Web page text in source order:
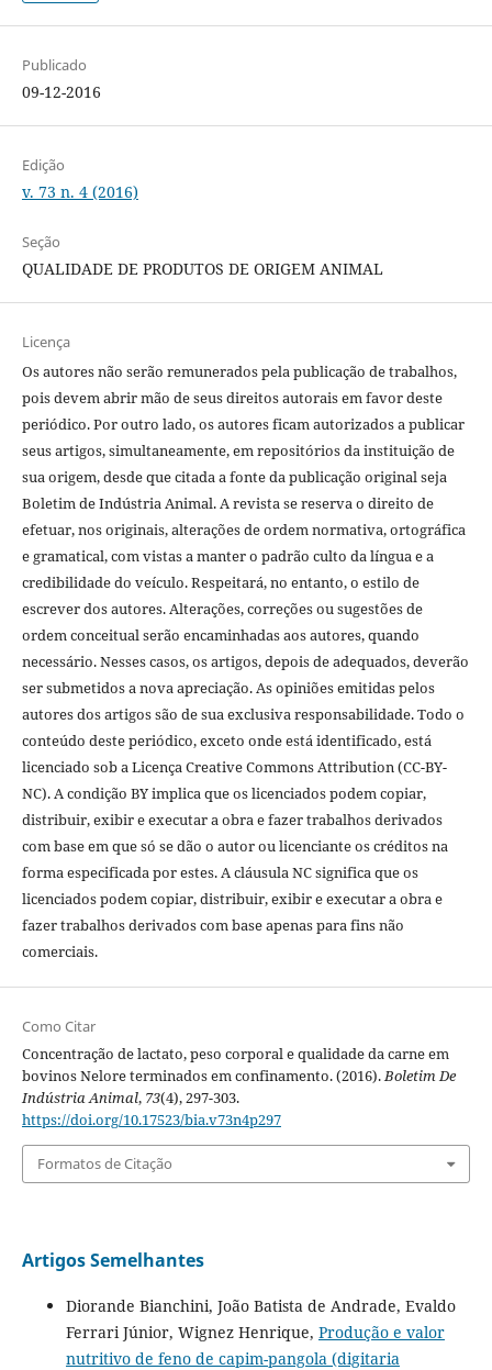
Publicado
09-12-2016
Edição
v. 73 n. 4 (2016)
Seção
QUALIDADE DE PRODUTOS DE ORIGEM ANIMAL
Licença
Os autores não serão remunerados pela publicação de trabalhos,
pois devem abrir mão de seus direitos autorais em favor deste
periódico. Por outro lado, os autores ficam autorizados a publicar
seus artigos, simultaneamente, em repositórios da instituição de
sua origem, desde que citada a fonte da publicação original seja
Boletim de Indústria Animal. A revista se reserva o direito de
efetuar, nos originais, alterações de ordem normativa, ortográfica
e gramatical, com vistas a manter o padrão culto da língua e a
credibilidade do veículo. Respeitará, no entanto, o estilo de
escrever dos autores. Alterações, correções ou sugestões de
ordem conceitual serão encaminhadas aos autores, quando
necessário. Nesses casos, os artigos, depois de adequados, deverão
ser submetidos a nova apreciação. As opiniões emitidas pelos
autores dos artigos são de sua exclusiva responsabilidade. Todo o
conteúdo deste periódico, exceto onde está identificado, está
licenciado sob a Licença Creative Commons Attribution (CC-BY-
NC). A condição BY implica que os licenciados podem copiar,
distribuir, exibir e executar a obra e fazer trabalhos derivados
com base em que só se dão o autor ou licenciante os créditos na
forma especificada por estes. A cláusula NC significa que os
licenciados podem copiar, distribuir, exibir e executar a obra e
fazer trabalhos derivados com base apenas para fins não
comerciais.
Como Citar
Concentração de lactato, peso corporal e qualidade da carne em
bovinos Nelore terminados em confinamento. (2016).Boletim De
Indústria Animal, 73(4), 297-303.
https://doi.org/10.17523/bia.v73n4p297
Formatos de Citação
Artigos Semelhantes
Diorande Bianchini, João Batista de Andrade, Evaldo
Ferrari Júnior, Wignez Henrique, Produção e valor
nutritivo de feno de capim-pangola (digitaria